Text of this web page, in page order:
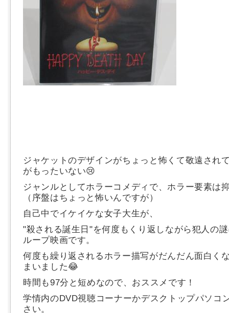
ジャケットのデザインがちょっと怖くて敬遠され
がもったいない😢
ジャンルとしてホラーコメディで、ホラー要素は
（序盤はちょっと怖いんですが）
自己中でイケイケな女子大生が、
"殺される誕生日"を何度もくり返しながら犯人の
ループ映画です。
何度も繰り返されるホラー描写がだんだん面白く
まいました😂
時間も97分と短めなので、おススメです！
学情内のDVD視聴コーナーかデスクトップパソコ
さい。